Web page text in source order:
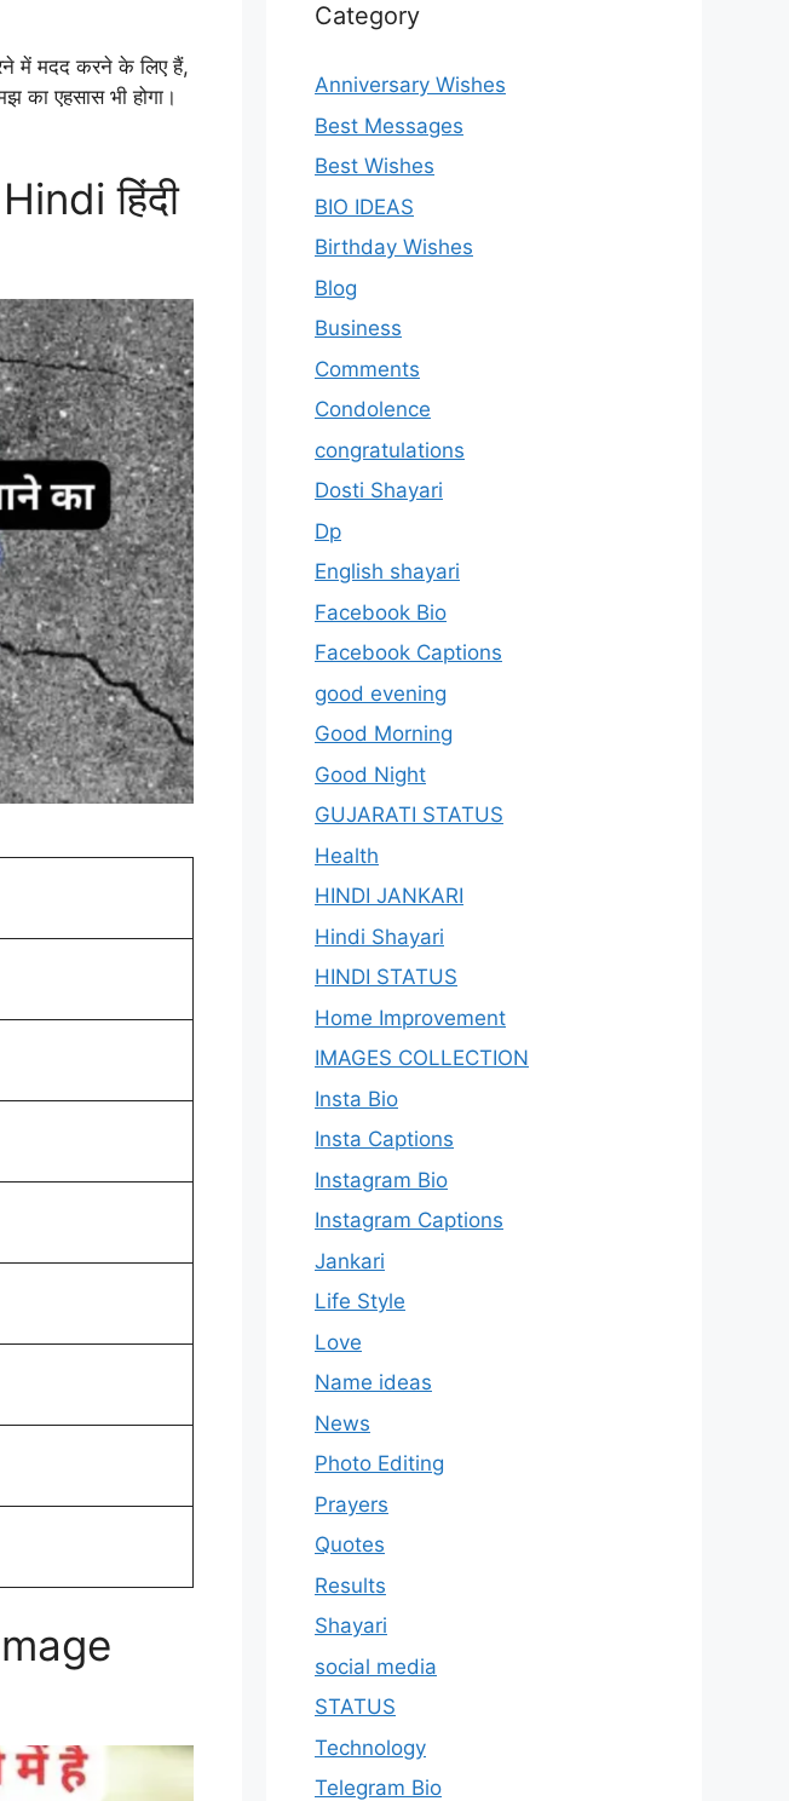
में मदद करने के लिए हैं,
का एहसास भी होगा।
हिंदी
Category
Anniversary Wishes
Best Messages
Best Wishes
BIO IDEAS
Birthday Wishes
Blog
Business
Comments
Condolence
congratulations
Dosti Shayari
Dp
English shayari
Facebook Bio
Facebook Captions
good evening
Good Morning
Good Night
GUJARATI STATUS
Health
HINDI JANKARI
Hindi Shayari
HINDI STATUS
Home Improvement
IMAGES COLLECTION
Insta Bio
Insta Captions
Instagram Bio
Instagram Captions
Jankari
Life Style
Love
Name ideas
News
Photo Editing
Prayers
Quotes
Results
Shayari
social media
STATUS
Technology
Telegram Bio